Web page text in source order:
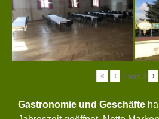
« ‹ 1 von 2 ›
Gastronomie und Geschäfte